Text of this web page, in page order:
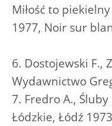
Miłość to
1977, Noir sur
6. Dostojewski F.,
Wydawnictwo
7. Fredro A.,
Łódzkie, Łódź